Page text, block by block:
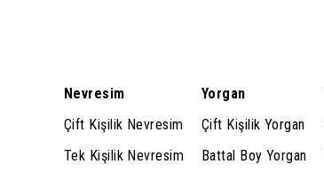
Nevresim
Çift Kişilik Nevresim
Tek Kişilik Nevresim
Yorgan
Çift Kişilik Yorgan
Battal Boy Yorgan